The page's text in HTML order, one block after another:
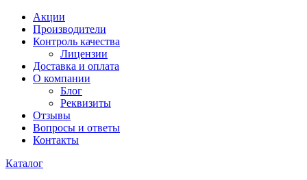
Акции
Производители
Контроль качества
Лицензии
Доставка и оплата
О компании
Блог
Реквизиты
Отзывы
Вопросы и ответы
Контакты
Каталог